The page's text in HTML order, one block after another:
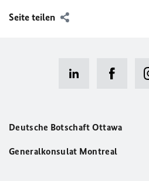
Seite teilen
Deutsche Botschaft Ottawa
Generalkonsulat Montreal